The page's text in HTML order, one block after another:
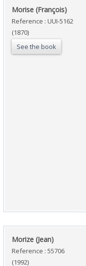
‎Morise (François)‎
Reference : UUI-5162
(1870)
See the book
‎Morize (Jean)‎
Reference : 55706
(1992)